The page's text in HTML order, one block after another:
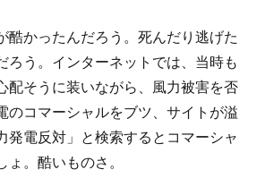
酷かったんだろう。死んだり逃げた
ろう。インターネットでは、当時も
配そうに装いながら、風力被害を否
のコマーシャルをブツ、サイトが溢
発電反対」と検索するとコマーシャ
。酷いものさ。